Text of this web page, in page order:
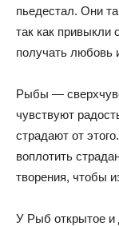
пьедестал. Они
так как привыкли
получать любовь
Рыбы —
чувствуют
страдают от
воплотить
творения, чтобы
У Рыб открытое и